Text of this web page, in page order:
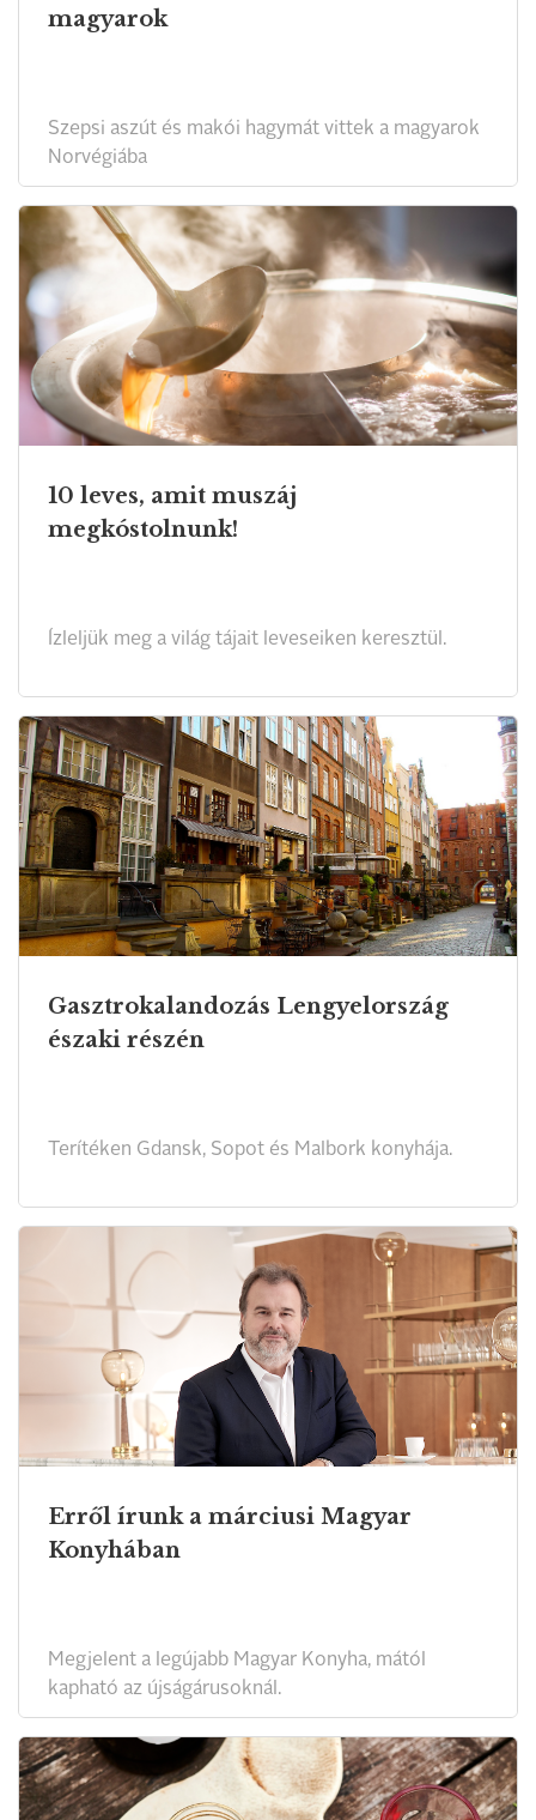
magyarok
Szepsi aszút és makói hagymát vittek a magyarok
Norvégiába
10 leves, amit muszáj
megkóstolnunk!
Ízleljük meg a világ tájait leveseiken keresztül.
Gasztrokalandozás Lengyelország
északi részén
Terítéken Gdansk, Sopot és Malbork konyhája.
Erről írunk a márciusi Magyar
Konyhában
Megjelent a legújabb Magyar Konyha, mától
kapható az újságárusoknál.